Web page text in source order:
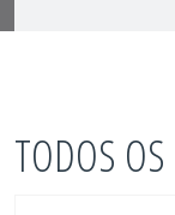
TODOS OS